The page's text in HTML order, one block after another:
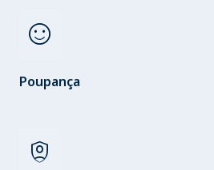
sentiment_satisfied
Poupança
shield_person